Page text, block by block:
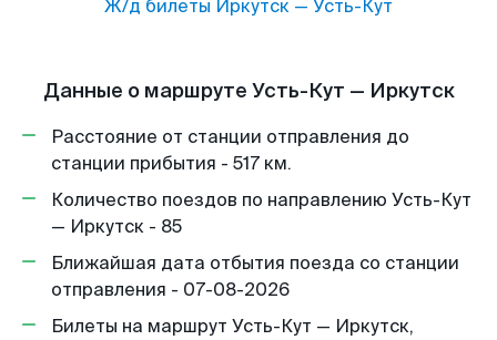
Ж/д билеты Иркутск — Усть-Кут
Данные о маршруте Усть-Кут — Иркутск
Расстояние от станции отправления до
станции прибытия - 517 км.
Количество поездов по направлению Усть-Кут
— Иркутск - 85
Ближайшая дата отбытия поезда со станции
отправления - 07-08-2026
Билеты на маршрут Усть-Кут — Иркутск,